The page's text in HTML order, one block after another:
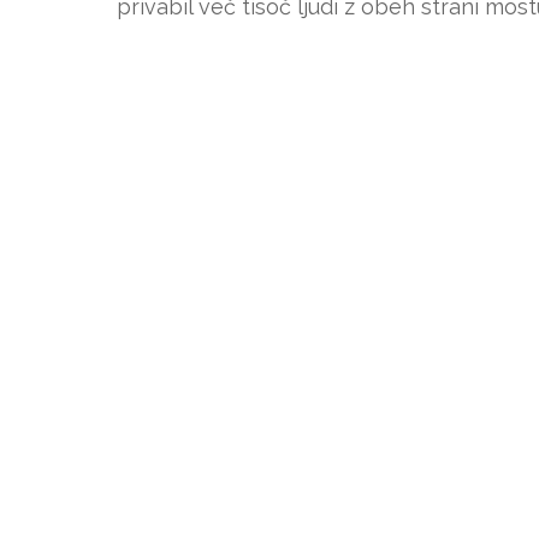
privabil več tisoč ljudi z obeh strani